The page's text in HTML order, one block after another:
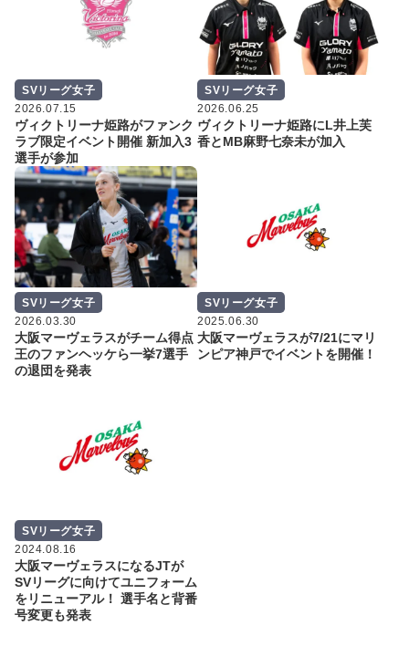
SVリーグ女子
2026.07.15
ヴィクトリーナ姫路がファンク
ラブ限定イベント開催 新加入3
選手が参加
SVリーグ女子
2026.06.25
ヴィクトリーナ姫路にL井上芙
香とMB麻野七奈未が加入
SVリーグ女子
2026.03.30
大阪マーヴェラスがチーム得点
王のファンヘッケら一挙7選手
の退団を発表
SVリーグ女子
2025.06.30
大阪マーヴェラスが7/21にマリ
ンピア神戸でイベントを開催！
SVリーグ女子
2024.08.16
大阪マーヴェラスになるJTが
SVリーグに向けてユニフォーム
をリニューアル！ 選手名と背番
号変更も発表